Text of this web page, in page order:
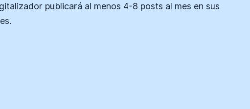
publicará al menos 4-8 posts al mes en sus